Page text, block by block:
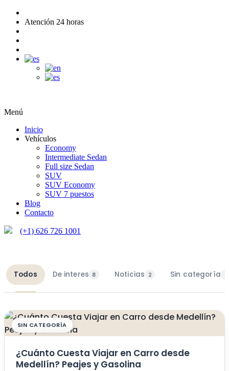
Atención 24 horas
Menú
Inicio
Vehículos
Economy
Intermediate Sedan
Full size Sedan
SUV
SUV Economy
SUV 7 puestos
Blog
Contacto
(+1) 626 726 1001
Todos De interes 8 Noticias 2 Sin categoría
SIN CATEGORÍA
¿Cuánto Cuesta Viajar en Carro desde
Medellín? Peajes y Gasolina